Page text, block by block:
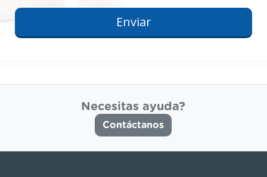
Necesitas ayuda?
Contáctanos